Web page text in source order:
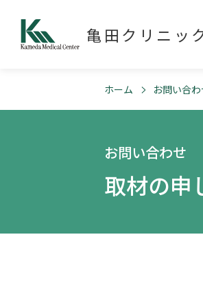
亀田クリニッ
ホーム お問い合わ
お問い合わせ
取材の申